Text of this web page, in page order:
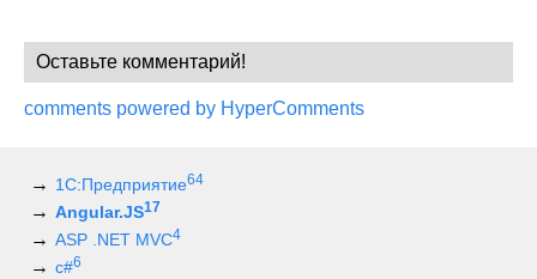
Оставьте комментарий!
comments powered by HyperComments
1С:Предприятие64
Angular.JS17
ASP .NET MVC4
c#6